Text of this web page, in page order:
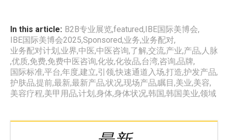
In this article: B2B专业展览,featured,IBE国际美博会,
IBE国际美博会2025,Sponsored,业务,业务配对,
业务配对计划,业界,中医,中医咨询,了解,交流,产业,产品, 人脉
,优质,免费,免费中医咨询,化妆,化妆品,台湾,咨询,品牌,
国际标准,平台,年度,建立,引领,快速通道入场,打造,护发产品,
护肤品,提前,最新,最新产品,状况,现场产品,瞩目,美业,美容,
美容疗程,美甲用品,计划,身体,身体状况,韩国,韩国美业,领域